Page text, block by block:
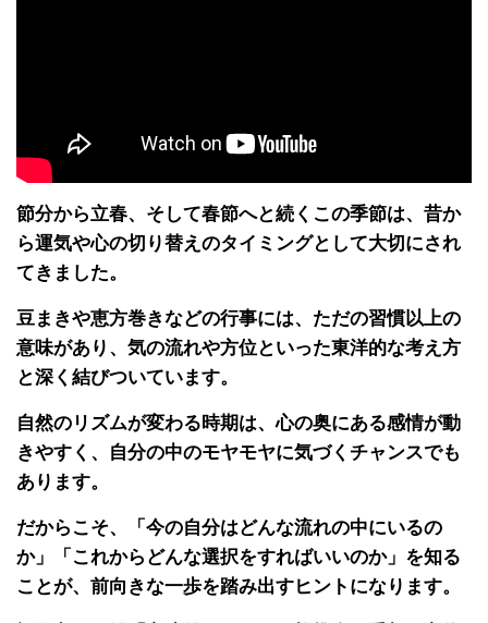
節分から立春、そして春節へと続くこの季節は、昔か
ら運気や心の切り替えのタイミングとして大切にされ
てきました。
豆まきや恵方巻きなどの行事には、ただの習慣以上の
意味があり、気の流れや方位といった東洋的な考え方
と深く結びついています。
自然のリズムが変わる時期は、心の奥にある感情が動
きやすく、自分の中のモヤモヤに気づくチャンスでも
あります。
だからこそ、「今の自分はどんな流れの中にいるの
か」「これからどんな選択をすればいいのか」を知る
ことが、前向きな一歩を踏み出すヒントになります。